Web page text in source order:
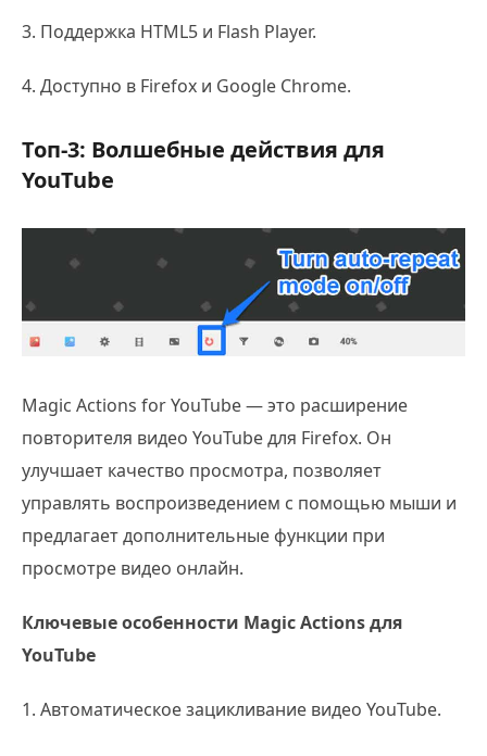
3. Поддержка HTML5 и Flash Player.
4. Доступно в Firefox и Google Chrome.
Топ-3: Волшебные действия для
YouTube
Magic Actions for YouTube — это расширение
повторителя видео YouTube для Firefox. Он
улучшает качество просмотра, позволяет
управлять воспроизведением с помощью мыши и
предлагает дополнительные функции при
просмотре видео онлайн.
Ключевые особенности Magic Actions для
YouTube
1. Автоматическое зацикливание видео YouTube.